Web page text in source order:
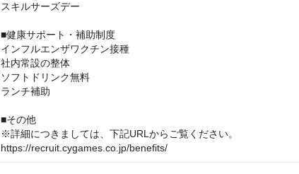
スキルサーズデー
■健康サポート・補助制度
インフルエンザワクチン接種
社内常設の整体
ソフトドリンク無料
ランチ補助
■その他
※詳細につきましては、下記URLからご覧ください。
https://recruit.cygames.co.jp/benefits/